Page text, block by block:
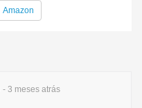
Amazon
- 3 meses atrás